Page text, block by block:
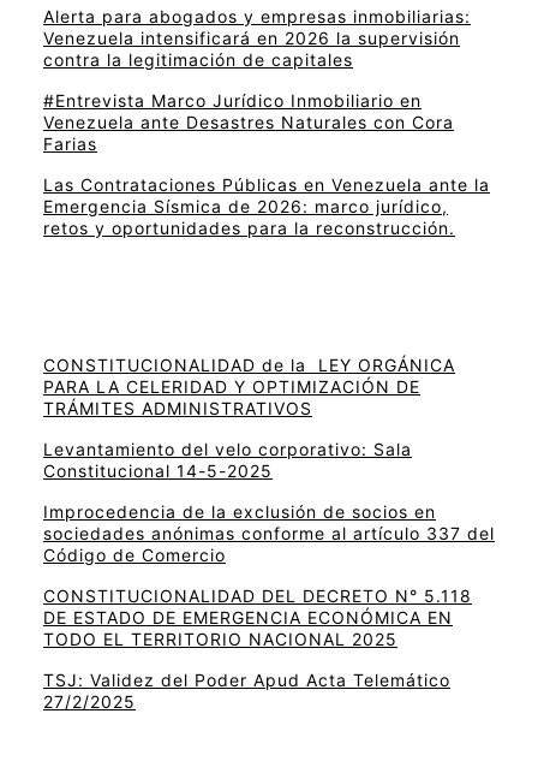
Alerta para abogados y empresas inmobiliarias:
Venezuela intensificará en 2026 la supervisión
contra la legitimación de capitales
#Entrevista Marco Jurídico Inmobiliario en
Venezuela ante Desastres Naturales con Cora
Farias
Las Contrataciones Públicas en Venezuela ante la
Emergencia Sísmica de 2026: marco jurídico,
retos y oportunidades para la reconstrucción.
CONSTITUCIONALIDAD de la LEY ORGÁNICA
PARA LA CELERIDAD Y OPTIMIZACIÓN DE
TRÁMITES ADMINISTRATIVOS
Levantamiento del velo corporativo: Sala
Constitucional 14-5-2025
Improcedencia de la exclusión de socios en
sociedades anónimas conforme al artículo 337 del
Código de Comercio
CONSTITUCIONALIDAD DEL DECRETO N° 5.118
DE ESTADO DE EMERGENCIA ECONÓMICA EN
TODO EL TERRITORIO NACIONAL 2025
TSJ: Validez del Poder Apud Acta Telemático
27/2/2025